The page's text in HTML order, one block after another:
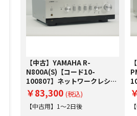
【中古】YAMAHA R-
N800A(S)【コード10-
100807】ネットワークレシー
バー
￥83,300 (税込)
【中古用】1～2日後